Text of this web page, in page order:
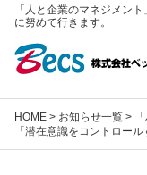
「人と企業のマネジメン
に努めて行きます。
HOME > お知らせ一覧 >
「潜在意識をコントロー